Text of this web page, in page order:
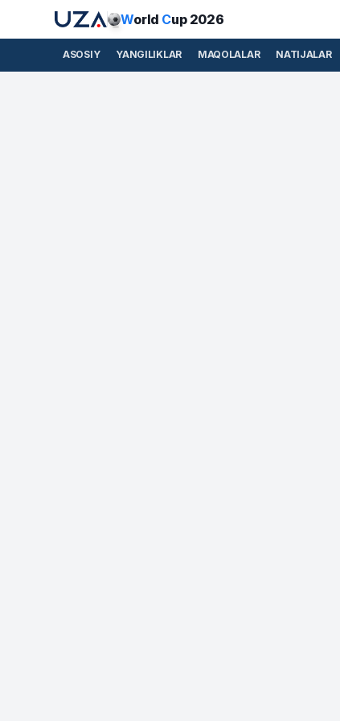
World Cup 2026
ASOSIY YANGILIKLAR MAQOLALAR NATIJALAR